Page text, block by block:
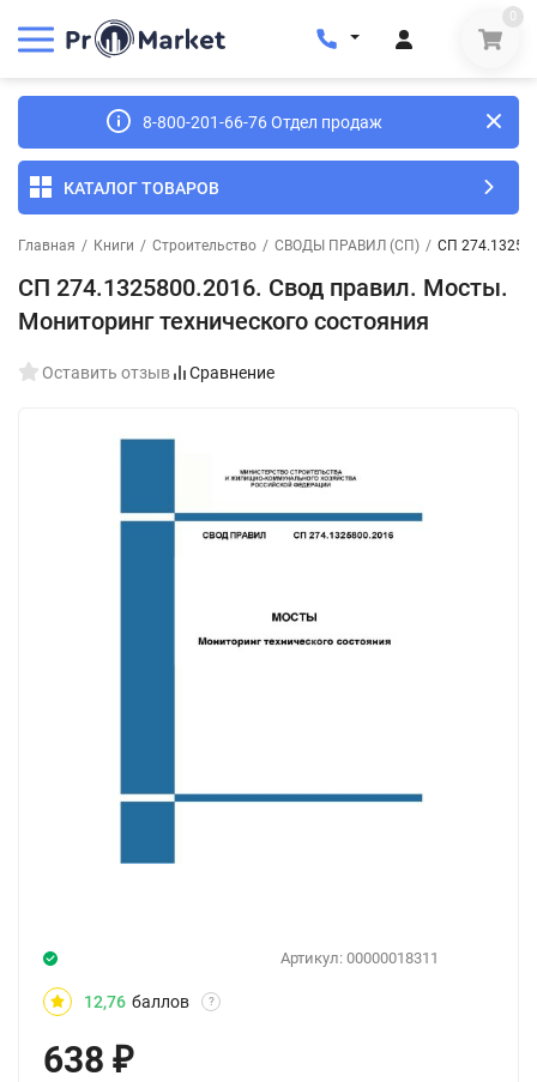
0
8-800-201-66-76 Отдел продаж
КАТАЛОГ ТОВАРОВ
Главная / Книги / Строительство / СВОДЫ ПРАВИЛ (СП) / СП
СП 274.1325800.2016. Свод правил. Мосты.
Мониторинг технического состояния
Оставить отзыв Сравнение
Артикул: 00000018311
12,76 баллов ?
638 ₽